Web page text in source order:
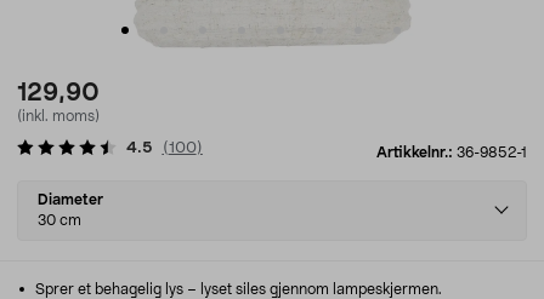
129,90
(inkl. moms)
Artikkelnr.: 36-9852-1
4.5 (100)
Select
variant
Diameter
30 cm
Sprer et behagelig lys – lyset siles gjennom lampeskjermen.